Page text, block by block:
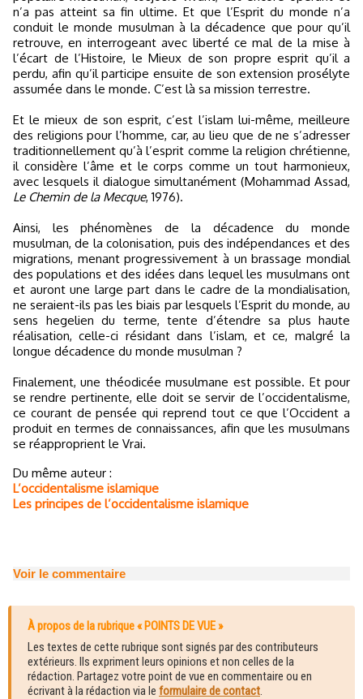
n’a pas atteint sa fin ultime. Et que l’Esprit du monde n’a
conduit le monde musulman à la décadence que pour qu’il
retrouve, en interrogeant avec liberté ce mal de la mise à
l’écart de l’Histoire, le Mieux de son propre esprit qu’il a
perdu, afin qu’il participe ensuite de son extension prosélyte
assumée dans le monde. C’est là sa mission terrestre.
Et le mieux de son esprit, c’est l’islam lui-même, meilleure
des religions pour l’homme, car, au lieu que de ne s’adresser
traditionnellement qu’à l’esprit comme la religion chrétienne,
il considère l’âme et le corps comme un tout harmonieux,
avec lesquels il dialogue simultanément (Mohammad Assad,
Le Chemin de la Mecque, 1976).
Ainsi, les phénomènes de la décadence du monde
musulman, de la colonisation, puis des indépendances et des
migrations, menant progressivement à un brassage mondial
des populations et des idées dans lequel les musulmans ont
et auront une large part dans le cadre de la mondialisation,
ne seraient-ils pas les biais par lesquels l’Esprit du monde, au
sens hegelien du terme, tente d’étendre sa plus haute
réalisation, celle-ci résidant dans l’islam, et ce, malgré la
longue décadence du monde musulman ?
Finalement, une théodicée musulmane est possible. Et pour
se rendre pertinente, elle doit se servir de l’occidentalisme,
ce courant de pensée qui reprend tout ce que l’Occident a
produit en termes de connaissances, afin que les musulmans
se réapproprient le Vrai.
Du même auteur :
L’occidentalisme islamique
Les principes de l’occidentalisme islamique
Voir le commentaire
À propos de la rubrique « POINTS DE VUE »
Les textes de cette rubrique sont signés par des contributeurs
extérieurs. Ils expriment leurs opinions et non celles de la
rédaction. Partagez votre point de vue en commentaire ou en
écrivant à la rédaction via le formulaire de contact.